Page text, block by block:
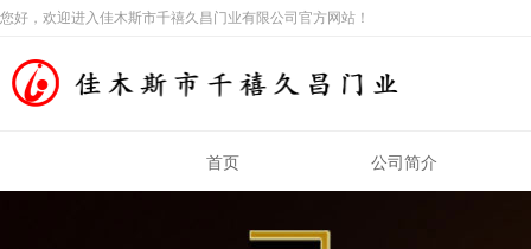
您好，欢迎进入佳木斯市千禧久昌门业有限公司官方网站！
首页 公司简介